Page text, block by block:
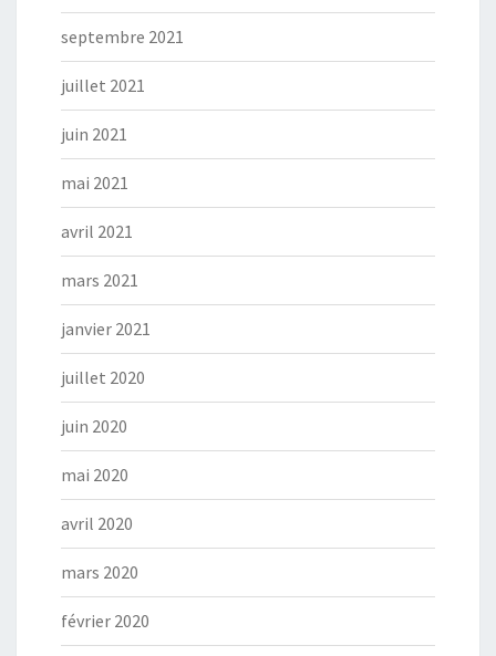
septembre 2021
juillet 2021
juin 2021
mai 2021
avril 2021
mars 2021
janvier 2021
juillet 2020
juin 2020
mai 2020
avril 2020
mars 2020
février 2020